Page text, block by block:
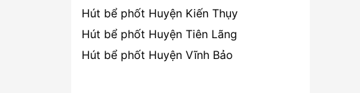
Hút bể phốt Huyện Kiến Thụy
Hút bể phốt Huyện Tiên Lãng
Hút bể phốt Huyện Vĩnh Bảo